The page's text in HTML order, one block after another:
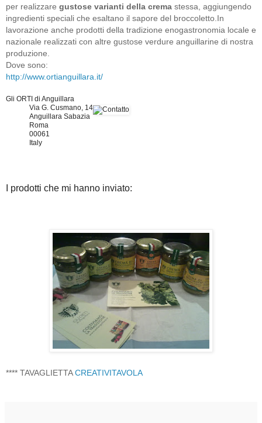
per realizzare gustose varianti della crema stessa, aggiungendo
ingredienti speciali che esaltano il sapore del broccoletto. In
lavorazione anche prodotti della tradizione enogastronomia locale e
nazionale realizzati con altre gustose verdure anguillarine di nostra
produzione.
Dove sono:
http://www.ortianguillara.it/
Gli ORTI di Anguillara
Via G. Cusmano, 14
Anguillara Sabazia
Roma
00061
Italy
I prodotti che mi hanno inviato:
**** TAVAGLIETTACREATIVITAVOLA